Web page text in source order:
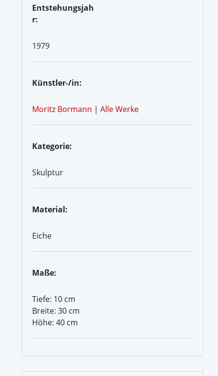
Entstehungsjah
r:
1979
Künstler-/in:
Moritz Bormann | Alle Werke
Kategorie:
Skulptur
Material:
Eiche
Maße:
Tiefe: 10 cm
Breite: 30 cm
Höhe: 40 cm